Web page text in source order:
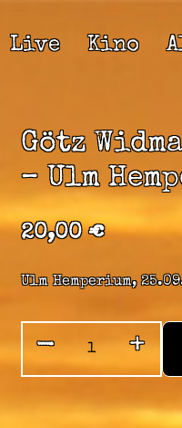
Live Kino
Götz
– Ulm
20,00€
Ulm Hemperium,
- +